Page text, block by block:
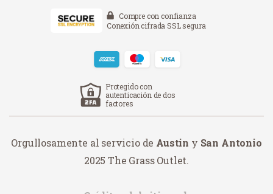
Compre con confianza
Conexión cifrada SSL segura
Protegido con
autenticación de dos
factores
Orgullosamente al servicio de Austin y San Antonio
2025 The Grass Outlet.